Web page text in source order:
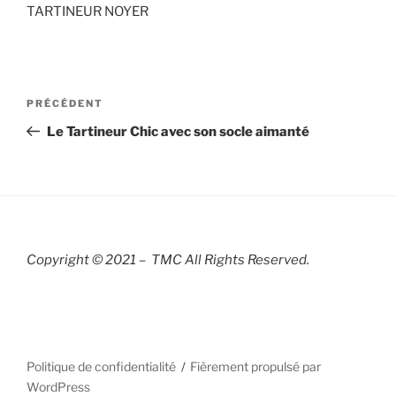
TARTINEUR NOYER
Navigation
l’article
Article
précédent
PRÉCÉDENT
Le Tartineur Chic avec son socle aimanté
Copyright © 2021 – TMC All Rights Reserved.
Politique de confidentialité
Fièrement propulsé par
WordPress